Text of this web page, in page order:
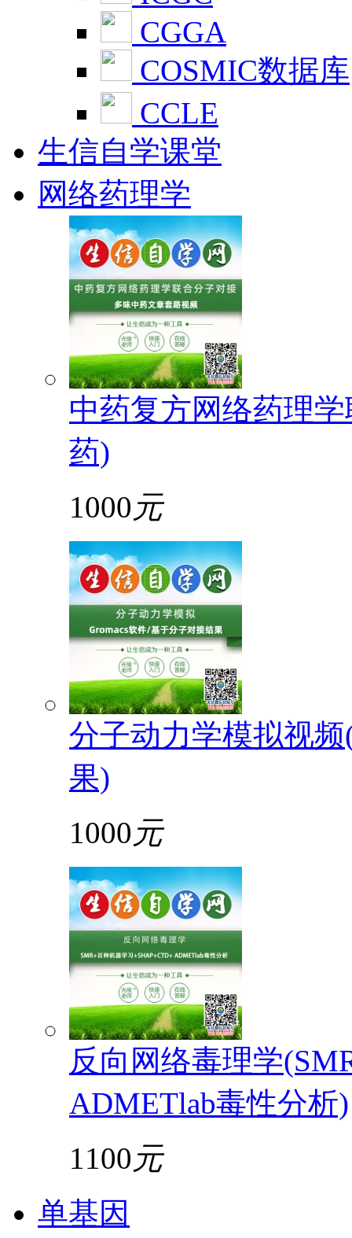
CGGA
COSMIC数据库
CCLE
生信自学课堂
网络药理学
中药复方网络药理
药)
1000 元
分子动力学模拟视
果)
1000 元
反向网络毒理学
ADMETlab毒性分析)
1100 元
单基因